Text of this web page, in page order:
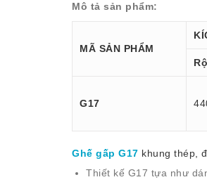
Mô tả sản phẩm:
MÃ SẢN PHẨM
G17
Ghế gấp G17 khung thép,
Thiết kế G17 tựa như